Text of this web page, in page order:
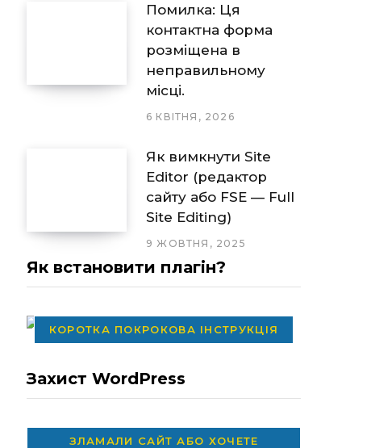
Помилка: Ця
контактна форма
розміщена в
неправильному
місці.
6 КВІТНЯ, 2026
Як вимкнути Site
Editor (редактор
сайту або FSE — Full
Site Editing)
9 ЖОВТНЯ, 2025
Як встановити плагін?
КОРОТКА ПОКРОКОВА ІНСТРУКЦІЯ
Захист WordPress
ЗЛАМАЛИ САЙТ АБО ХОЧЕТЕ